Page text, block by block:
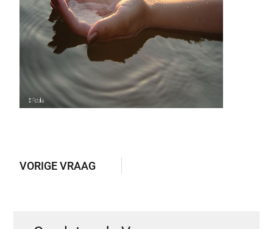
VORIGE VRAAG